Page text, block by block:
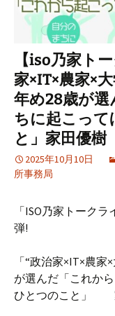
【iso乃家ト
家×IT×農家×
年め28歳が選
ちに起こっ
と」家田優樹
2025年10月10日
所事務局
「ISO乃家トークラ
「“政治家×IT×農家
が選んだ「これか
ひとつのこと」